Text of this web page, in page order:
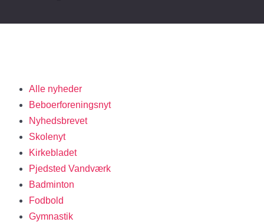
Alle nyheder
Beboerforeningsnyt
Nyhedsbrevet
Skolenyt
Kirkebladet
Pjedsted Vandværk
Badminton
Fodbold
Gymnastik